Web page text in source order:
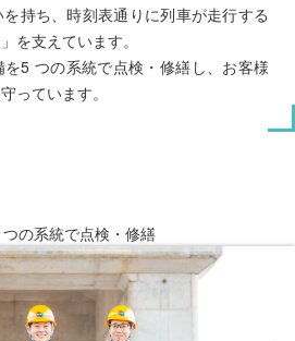
持ち、時刻表通りに列車が走行する
を支えています。
5 つの系統で点検・修繕し、お客様
っています。
の系統で点検・修繕